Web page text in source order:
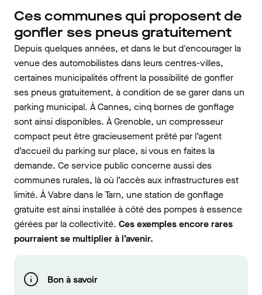
Ces communes qui proposent de
gonfler ses pneus gratuitement
Depuis quelques années, et dans le but d'encourager la
venue des automobilistes dans leurs centres-villes,
certaines municipalités offrent la possibilité de gonfler
ses pneus gratuitement, à condition de se garer dans un
parking municipal. À Cannes, cinq bornes de gonflage
sont ainsi disponibles. À Grenoble, un compresseur
compact peut être gracieusement prêté par l’agent
d’accueil du parking sur place, si vous en faites la
demande. Ce service public concerne aussi des
communes rurales, là où l’accès aux infrastructures est
limité. À Vabre dans le Tarn, une station de gonflage
gratuite est ainsi installée à côté des pompes à essence
gérées par la collectivité. Ces exemples encore rares
pourraient se multiplier à l’avenir.
Bon à savoir